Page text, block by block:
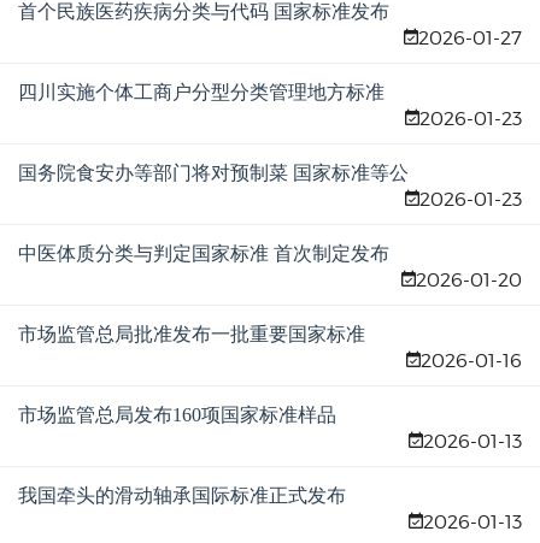
首个民族医药疾病分类与代码 国家标准发布
2026-01-27
四川实施个体工商户分型分类管理地方标准
2026-01-23
国务院食安办等部门将对预制菜 国家标准等公
2026-01-23
中医体质分类与判定国家标准 首次制定发布
2026-01-20
市场监管总局批准发布一批重要国家标准
2026-01-16
市场监管总局发布160项国家标准样品
2026-01-13
我国牵头的滑动轴承国际标准正式发布
2026-01-13